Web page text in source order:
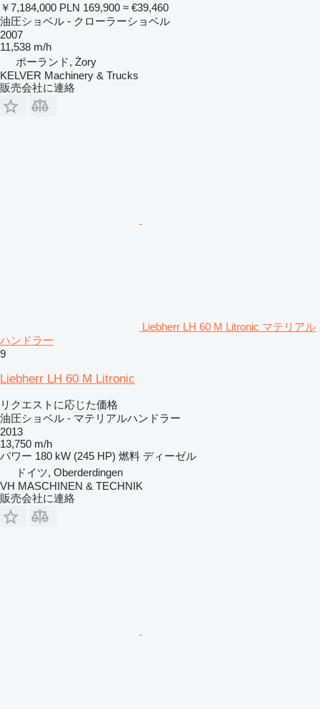
￥7,184,000 PLN 169,900 ≈ €39,460
油圧ショベル - クローラーショベル
2007
11,538 m/h
ポーランド, Żory
KELVER Machinery & Trucks
販売会社に連絡
Liebherr LH 60 M Litronic マテリアル
ハンドラー
9
Liebherr LH 60 M Litronic
リクエストに応じた価格
油圧ショベル - マテリアルハンドラー
2013
13,750 m/h
パワー 180 kW (245 HP) 燃料 ディーゼル
ドイツ, Oberderdingen
VH MASCHINEN & TECHNIK
販売会社に連絡